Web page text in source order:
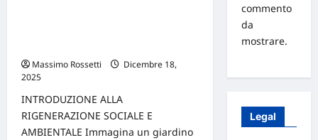
Massimo Rossetti
Dicembre 18,
2025
INTRODUZIONE ALLA
RIGENERAZIONE SOCIALE E
AMBIENTALE Immagina un giardino
commento
da
mostrare.
Legal